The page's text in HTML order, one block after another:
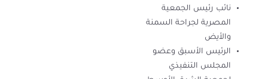
نائب رئيس الجمعية
المصرية لجراحة السمنة
والأيض
الرئيس الأسبق وعضو
المجلس التنفيذي